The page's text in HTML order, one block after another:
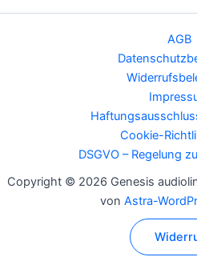
AGB
Cookie-
DSGVO – Regelung
Copyright © 2026 Genesis
von Astra-